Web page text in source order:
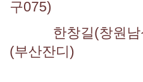
구075)
한창길(창원남상
(부산잔디)